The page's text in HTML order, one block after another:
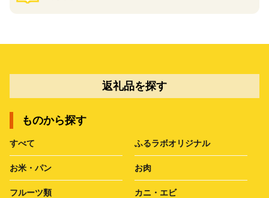
返礼品を探す
ものから探す
すべて ふるラボオリジナル
お米・パン お肉
フルーツ類 カニ・エビ